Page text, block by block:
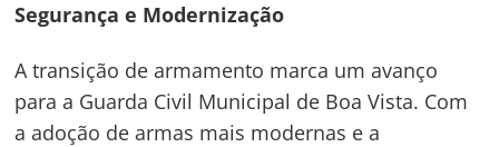
Segurança e Modernização
A transição de armamento marca um avanço
para a Guarda Civil Municipal de Boa Vista. Com
a adoção de armas mais modernas e a